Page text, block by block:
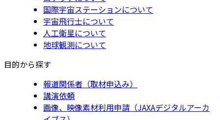
国際宇宙ステーションについて
宇宙飛行士について
人工衛星について
地球観測について
目的から探す
報道関係者（取材申込み）
講演依頼
画像、映像素材利用申請（JAXAデジタルアーカ